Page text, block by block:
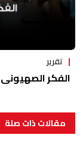
تقرير
الفكر الصهيوني
مقالات ذات صلة